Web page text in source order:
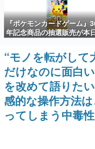
殿堂入り
SNS拡散数が
ど。多くの人
事をまとめま
ゲームの
名作ゲームク
聞きし、ヒッ
きます。
赫本
この物語を解
の形をした短
行く配達人の姿が披露
『ポケモンカードゲーム』
年記念商品の抽選販売が本
時より開始。拡張パック「
CELEBRATION」のボック
に、「プレミアムデッキセ
エーフィ・ブラッキー」
「FUTURISTIC BOX」の計3
品
“モノを転がし
だけなのに面白
を改めて語りた
感的な操作方法
ってしまう中毒